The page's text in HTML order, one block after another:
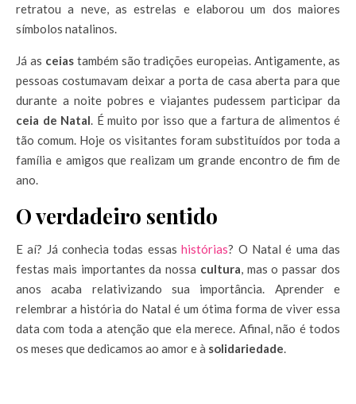
retratou a neve, as estrelas e elaborou um dos maiores
símbolos natalinos.
Já as ceiastambém são tradições europeias. Antigamente, as
pessoas costumavam deixar a porta de casa aberta para que
durante a noite pobres e viajantes pudessem participar da
ceia de Natal. É muito por isso que a fartura de alimentos é
tão comum. Hoje os visitantes foram substituídos por toda a
família e amigos que realizam um grande encontro de fim de
ano.
O verdadeiro sentido
E aí? Já conhecia todas essashistórias? O Natal é uma das
festas mais importantes da nossa cultura, mas o passar dos
anos acaba relativizando sua importância. Aprender e
relembrar a história do Natal é um ótima forma de viver essa
data com toda a atenção que ela merece. Afinal, não é todos
os meses que dedicamos ao amor e à solidariedade.